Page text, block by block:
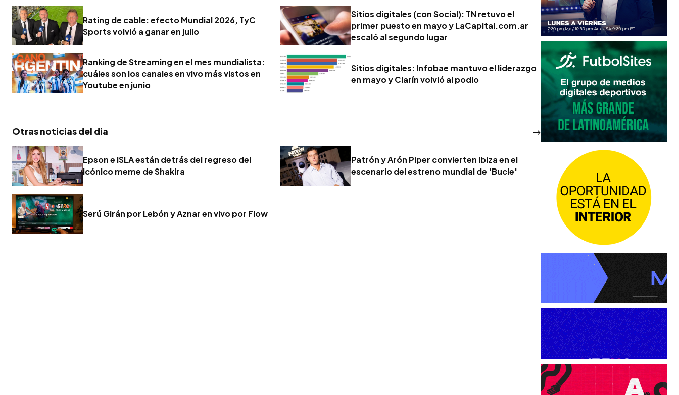
Rating de cable: efecto Mundial 2026, TyC
Sports volvió a ganar en julio
Sitios digitales (con Social): TN retuvo el
primer puesto en mayo y LaCapital.com.ar
escaló al segundo lugar
Ranking de Streaming en el mes mundialista:
cuáles son los canales en vivo más vistos en
Youtube en junio
Sitios digitales: Infobae mantuvo el liderazgo
en mayo y Clarín volvió al podio
Otras noticias del dia
Epson e ISLA están detrás del regreso del
icónico meme de Shakira
Patrón y Arón Piper convierten Ibiza en el
escenario del estreno mundial de 'Bucle'
Serú Girán por Lebón y Aznar en vivo por Flow